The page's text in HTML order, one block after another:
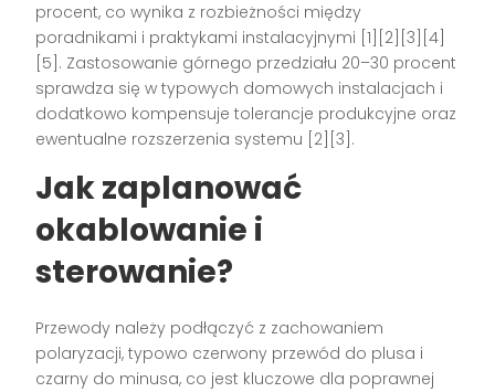
procent, co wynika z rozbieżności między
poradnikami i praktykami instalacyjnymi [1][2][3][4]
[5]. Zastosowanie górnego przedziału 20–30 procent
sprawdza się w typowych domowych instalacjach i
dodatkowo kompensuje tolerancje produkcyjne oraz
ewentualne rozszerzenia systemu [2][3].
Jak zaplanować
okablowanie i
sterowanie?
Przewody należy podłączyć z zachowaniem
polaryzacji, typowo czerwony przewód do plusa i
czarny do minusa, co jest kluczowe dla poprawnej